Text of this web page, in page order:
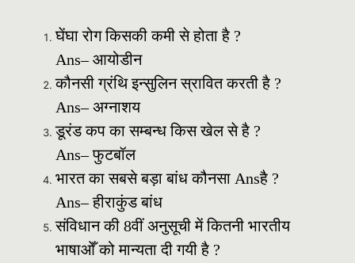
घेंघा रोग किसकी कमी से होता है ?
Ans– आयोडीन
कौनसी ग्रंथि इन्सुलिन स्रावित करती है ?
Ans– अग्नाशय
डूरंड कप का सम्बन्ध किस खेल से है ?
Ans– फुटबॉल
भारत का सबसे बड़ा बांध कौनसा Ansहै ?
Ans– हीराकुंड बांध
संविधान की 8वीं अनुसूची में कितनी भारतीय
भाषाओँ को मान्यता दी गयी है ?